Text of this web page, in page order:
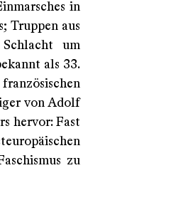
in
Truppen aus
um
als 33.
von Adolf
hervor: Fast
zu